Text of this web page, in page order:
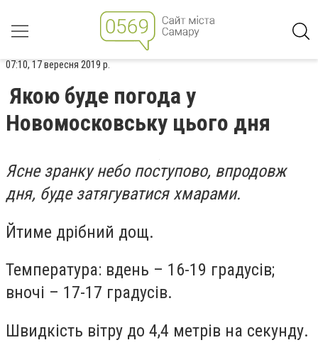
07:10, 17 вересня 2019 р.
Якою буде погода у
Новомосковську цього дня
Ясне зранку небо поступово, впродовж
дня, буде затягуватися хмарами.
Йтиме дрібний дощ.
Температура: вдень – 16-19 градусів;
вночі – 17-17 градусів.
Швидкість вітру до 4,4 метрів на секунду.